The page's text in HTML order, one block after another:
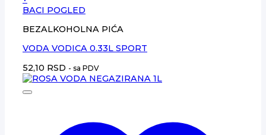
BACI POGLED
BEZALKOHOLNA PIĆA
VODA VODICA 0.33L SPORT
52,10 RSD - sa PDV